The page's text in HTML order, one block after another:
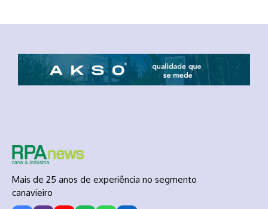
Mais de 25 anos de experiência no segmento
canavieiro